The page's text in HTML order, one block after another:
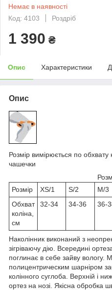
Немає в наявності
Код: 4103
Роздріб
1 390 ₴
Опис Характеристики
Опис
Розмір вимірюється по обхвату
чашечки
Розмір
XS/1 S/2 M/3
Обхват
коліна,
см
32-34 34-36 36-
Наколінник виконаний з
зігріваючу дію. Всередині
поглинає в себе зайву вологу.
полицентрическим шарніром
колінного суглоба. Верхній і
ортез на нозі. Якісна обробка